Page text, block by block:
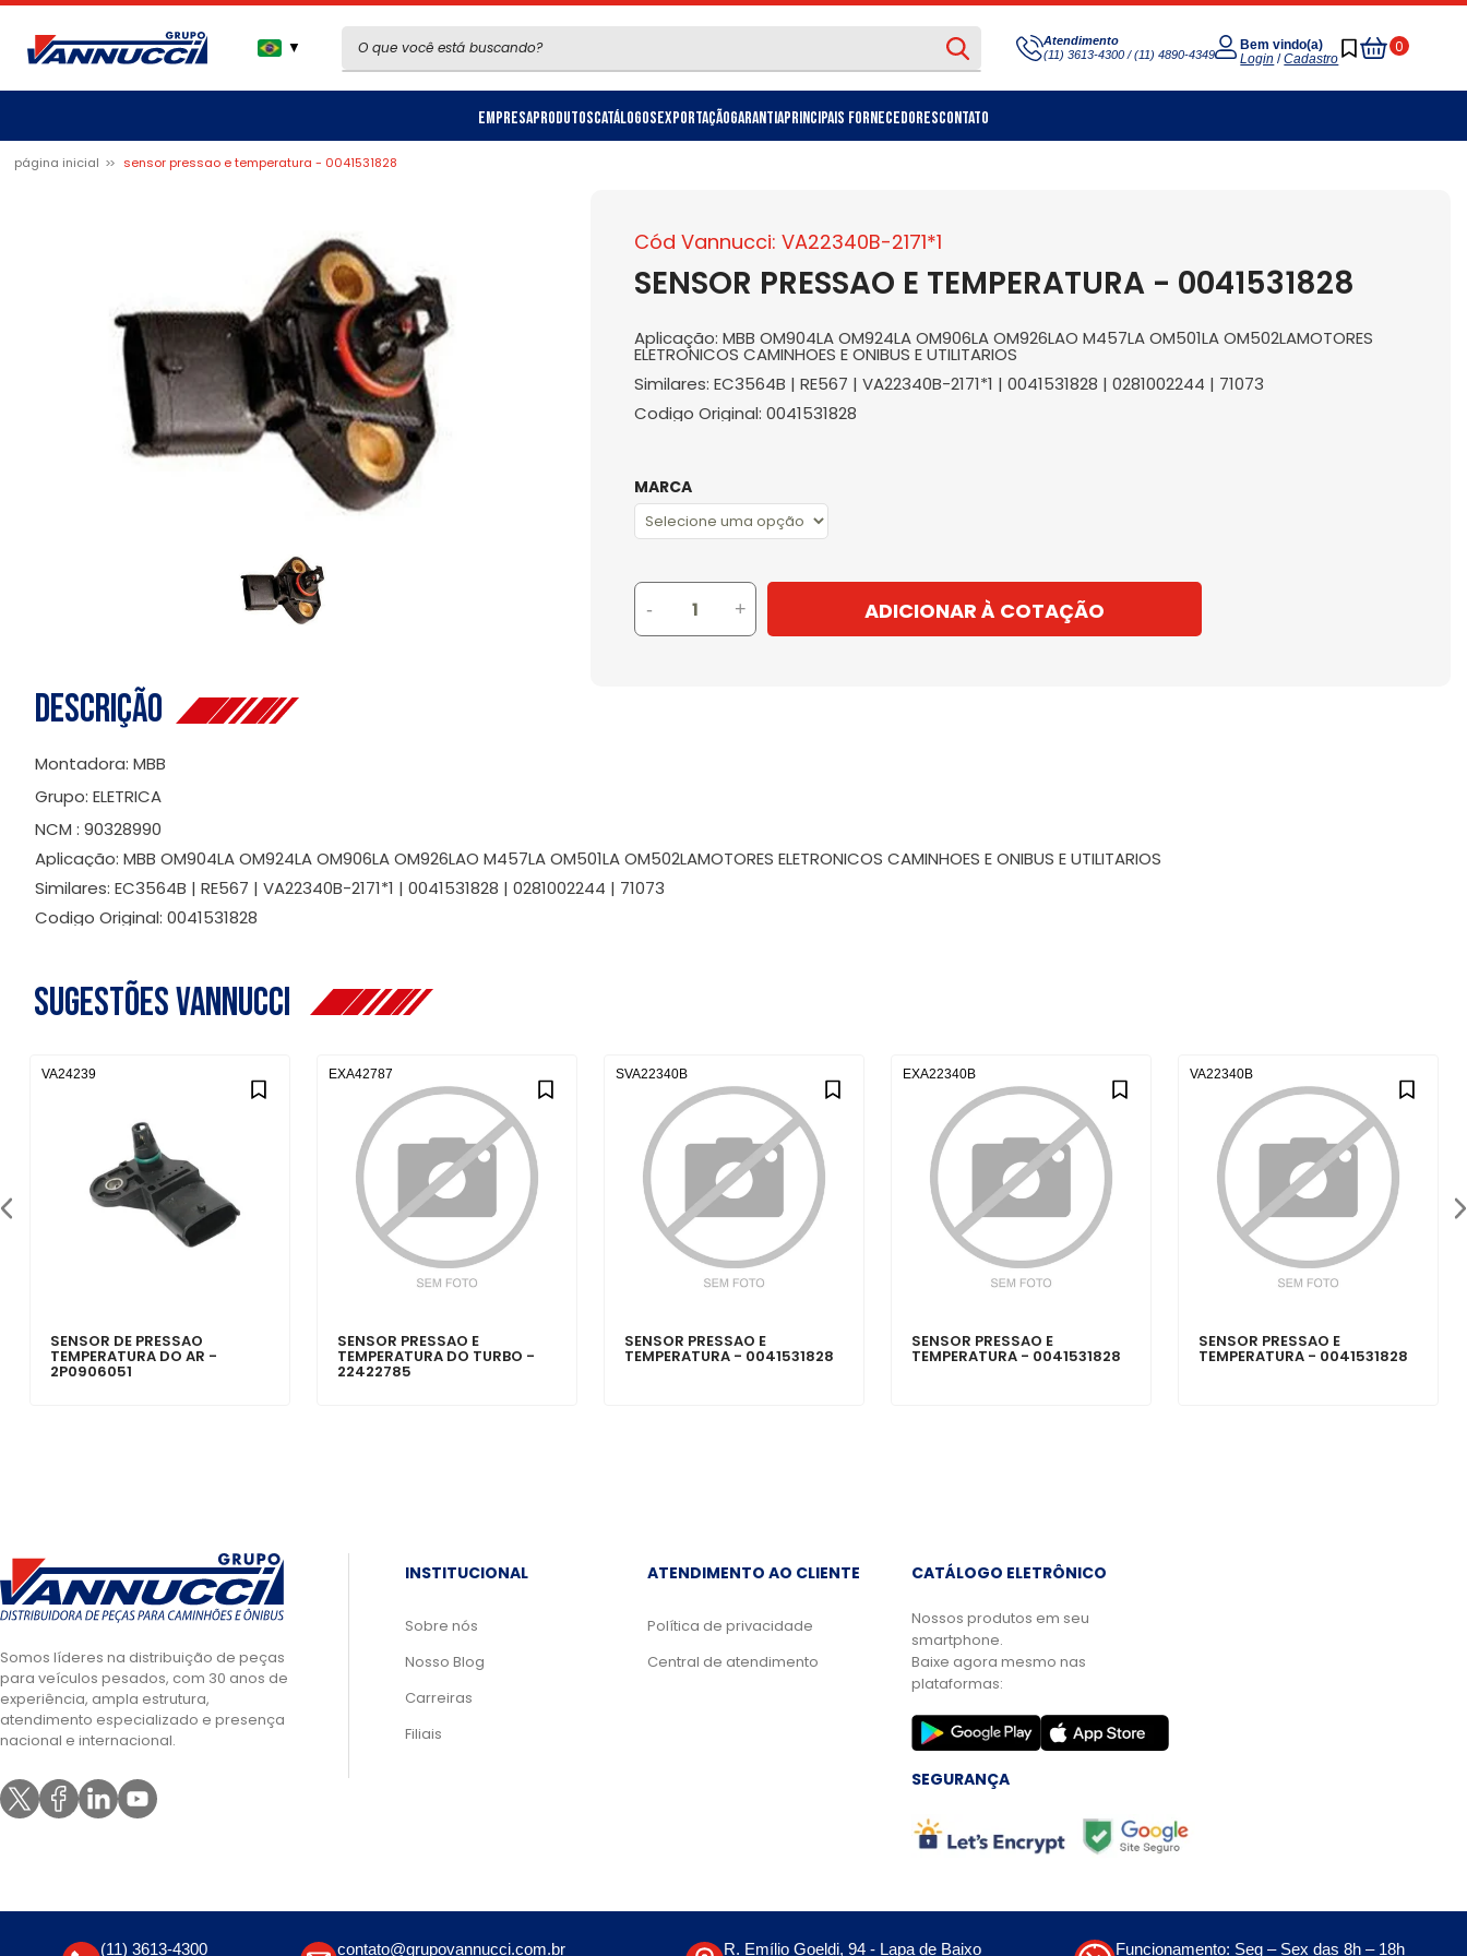
▼
Atendimento
(11) 3613-4300 / (11) 4890-4349
Bem vindo(a)
Login /Cadastro
0
Meu
Carrinho
EmpresaProdutosCatálogosExportaçãoGarantiaPrincipais FornecedoresContato
página inicial sensor pressao e temperatura - 0041531828
Cód Vannucci: VA22340B-2171*1
SENSOR PRESSAO E TEMPERATURA - 0041531828
Aplicação: MBB OM904LA OM924LA OM906LA OM926LAO M457LA OM501LA OM502LAMOTORES
ELETRONICOS CAMINHOES E ONIBUS E UTILITARIOS
Similares: EC3564B | RE567 | VA22340B-2171*1 | 0041531828 | 0281002244 | 71073
Codigo Original: 0041531828
MARCA
- + ADICIONAR À COTAÇÃO
Descrição
Montadora: MBB
Grupo: ELETRICA
NCM : 90328990
Aplicação: MBB OM904LA OM924LA OM906LA OM926LAO M457LA OM501LA OM502LAMOTORES ELETRONICOS CAMINHOES E ONIBUS E UTILITARIOS
Similares: EC3564B | RE567 | VA22340B-2171*1 | 0041531828 | 0281002244 | 71073
Codigo Original: 0041531828
Sugestões Vannucci
SENSOR DE PRESSAO
TEMPERATURA DO AR -
2P0906051
VA24239
SENSOR PRESSAO E
TEMPERATURA DO TURBO -
22422785
EXA42787
SENSOR PRESSAO E
TEMPERATURA - 0041531828
SVA22340B
SENSOR PRESSAO E
TEMPERATURA - 0041531828
EXA22340B
SENSOR PRESSAO E
TEMPERATURA - 0041531828
VA22340B
Somos líderes na distribuição de peças
para veículos pesados, com 30 anos de
experiência, ampla estrutura,
atendimento especializado e presença
nacional e internacional.
INSTITUCIONAL
Sobre nós
Nosso Blog
Carreiras
Filiais
ATENDIMENTO AO CLIENTE
Política de privacidade
Central de atendimento
CATÁLOGO ELETRÔNICO
Nossos produtos em seu
smartphone.
Baixe agora mesmo nas
plataformas:
SEGURANÇA
(11) 3613-4300 contato@grupovannucci.com.br R. Emílio Goeldi, 94 - Lapa de Baixo Funcionamento: Seg – Sex das 8h – 18h